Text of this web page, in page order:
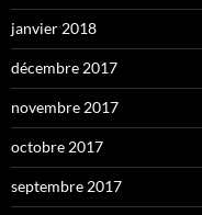
janvier 2018
décembre 2017
novembre 2017
octobre 2017
septembre 2017